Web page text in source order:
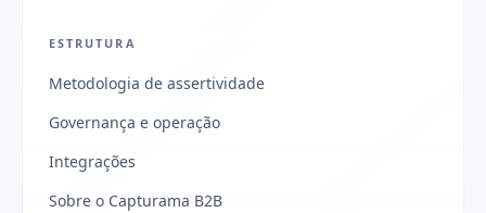
ESTRUTURA
Metodologia de assertividade
Governança e operação
Integrações
Sobre o Capturama B2B